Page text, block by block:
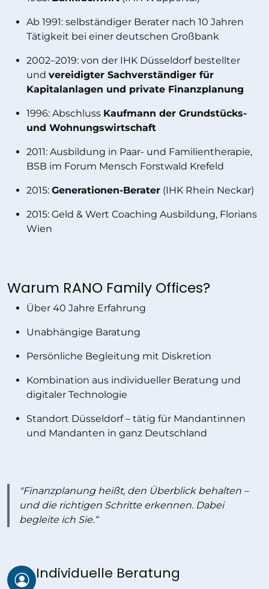
Ab 1991: selbständiger Berater nach 10 Jahren
Tätigkeit bei einer deutschen Großbank
2002–2019: von der IHK Düsseldorf bestellter
und vereidigter Sachverständiger für
Kapitalanlagen und private Finanzplanung
1996: Abschluss Kaufmann der Grundstücks-
und Wohnungswirtschaft
2011: Ausbildung in Paar- und Familientherapie,
BSB im Forum Mensch Forstwald Krefeld
2015: Generationen-Berater (IHK Rhein Neckar)
2015: Geld & Wert Coaching Ausbildung, Florians
Wien
Warum RANO Family Offices?
Über 40 Jahre Erfahrung
Unabhängige Baratung
Persönliche Begleitung mit Diskretion
Kombination aus individueller Beratung und
digitaler Technologie
Standort Düsseldorf – tätig für Mandantinnen
und Mandanten in ganz Deutschland
"Finanzplanung heißt, den Überblick behalten –
und die richtigen Schritte erkennen. Dabei
begleite ich Sie.“
Individuelle Beratung